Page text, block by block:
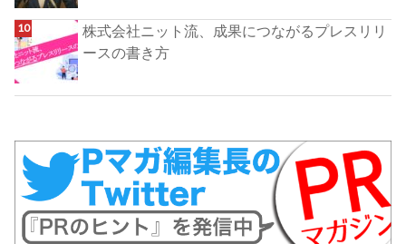
株式会社ニット流、成果につながるプレスリリ
ースの書き方